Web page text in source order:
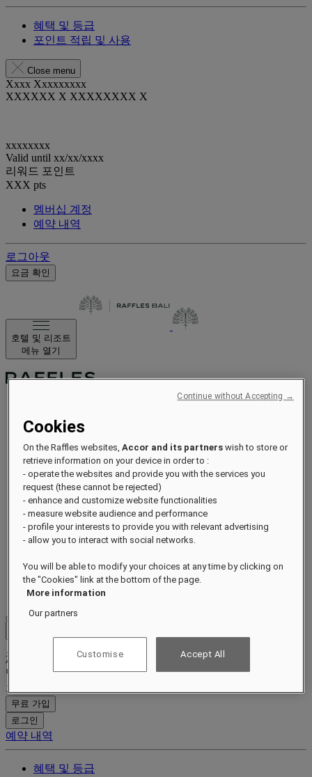
혜택 및 등급
포인트 적립 및 사용
Close menu
Xxxx Xxxxxxxxx
XXXXXX X XXXXXXXX X
xxxxxxxx
Valid until xx/xx/xxxx
리워드 포인트
XXX pts
멤버십 계정
예약 내역
로그아웃
요금 확인
호텔 및 리조트
메뉴 열기
소개
프라이빗 빌라
더 레지던스
다이닝
웰니스
경험
최근 소식
기념일
오퍼
친환경
갤러리
기프트 카드
멤버십 프로그램
오늘 가입하고 숙박 시마다 절약하며 특별 혜택을 누리세요.
무료 가입
로그인
예약 내역
혜택 및 등급
Cookies
On the Raffles websites,Accor and its partners wish to store or
retrieve information on your device in order to :
- operate the websites and provide you with the services you
request (these cannot be rejected)
- enhance and customize website functionalities
- measure website audience and performance
- profile your interests to provide you with relevant advertising
- allow you to interact with social networks.
You will be able to modify your choices at any time by clicking on
the "Cookies" link at the bottom of the page.
More information
Our partners
Customise Accept All
Continue without Accepting →